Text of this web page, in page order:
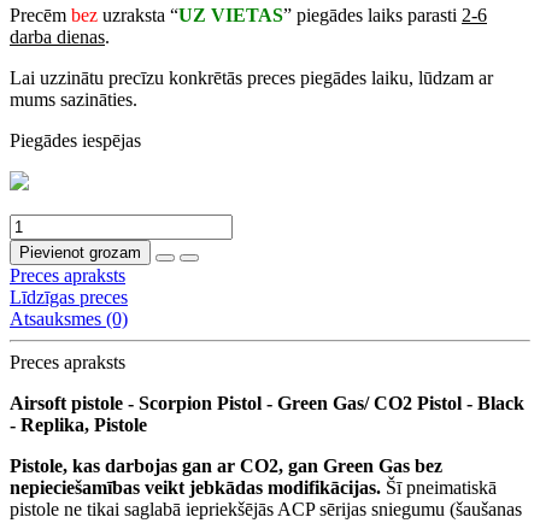
Precēm bez uzraksta “UZ VIETAS” piegādes laiks parasti 2-6
darba dienas.
Lai uzzinātu precīzu konkrētās preces piegādes laiku, lūdzam ar
mums sazināties.
Piegādes iespējas
Pievienot grozam
Preces apraksts
Līdzīgas preces
Atsauksmes (0)
Preces apraksts
Airsoft pistole - Scorpion Pistol - Green Gas/ CO2 Pistol - Black
- Replika, Pistole
Pistole, kas darbojas gan ar CO2, gan Green Gas bez
nepieciešamības veikt jebkādas modifikācijas. Šī pneimatiskā
pistole ne tikai saglabā iepriekšējās ACP sērijas sniegumu (šaušanas